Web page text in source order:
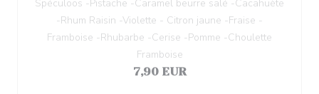
Spéculoos -Pistache -Caramel beurre salé -Cacahuète
-Rhum Raisin -Violette - Citron jaune -Fraise -
Framboise -Rhubarbe -Cerise -Pomme -Choulette
Framboise
7,90 EUR